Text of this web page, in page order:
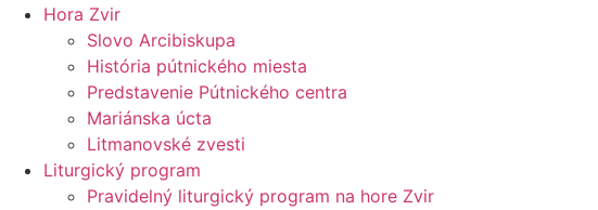
Hora Zvir
Slovo Arcibiskupa
História pútnického miesta
Predstavenie Pútnického centra
Mariánska úcta
Litmanovské zvesti
Liturgický program
Pravidelný liturgický program na hore Zvir